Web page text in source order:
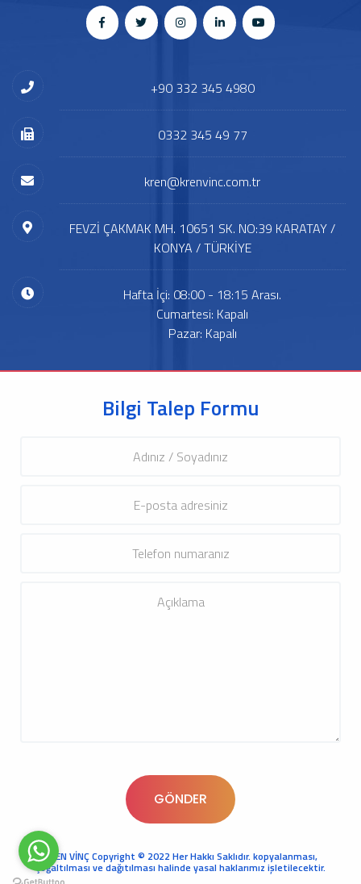
Bilgi Talep Formu
KREN VİNÇ Copyright © 2022 Her Hakkı Saklıdır. kopyalanması,
çoğaltılması ve dağıtılması halinde yasal haklarımız işletilecektir.
+90 332 345 4980
0332 345 49 77
kren@krenvinc.com.tr
FEVZİ ÇAKMAK MH. 10651 SK. NO:39 KARATAY /
KONYA / TÜRKİYE
Hafta İçi: 08:00 - 18:15 Arası.
Cumartesi: Kapalı
Pazar: Kapalı